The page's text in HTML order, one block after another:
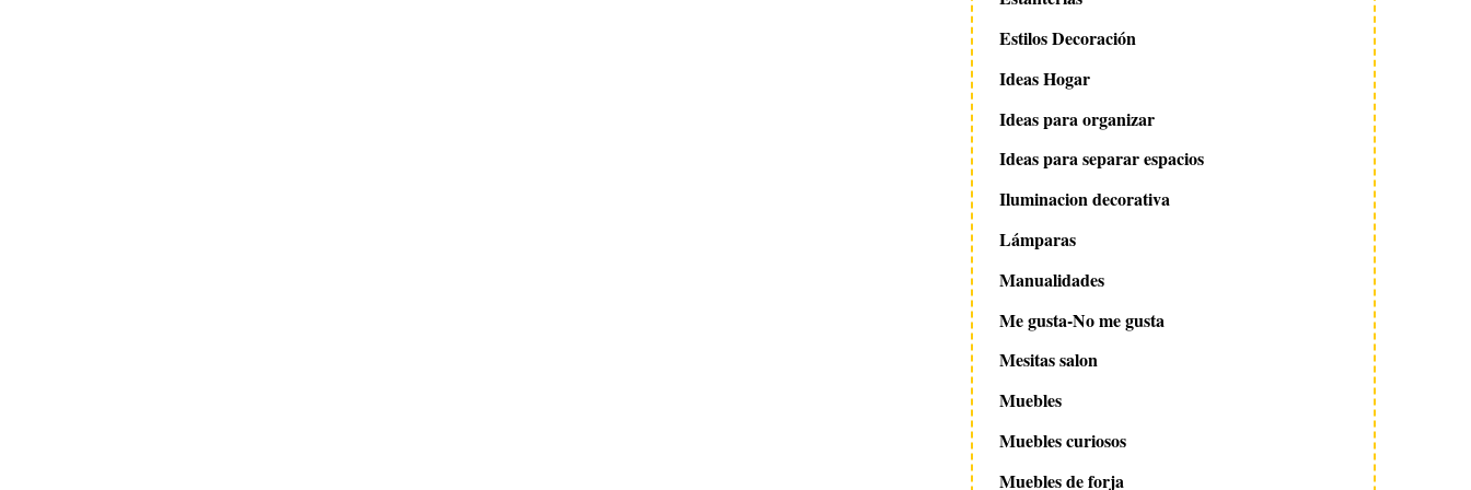
Estilos Decoración
Ideas Hogar
Ideas para organizar
Ideas para separar espacios
Iluminacion decorativa
Lámparas
Manualidades
Me gusta-No me gusta
Mesitas salon
Muebles
Muebles curiosos
Muebles de forja